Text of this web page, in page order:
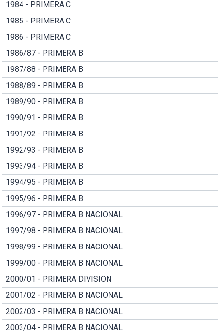
1984 - PRIMERA C
1985 - PRIMERA C
1986 - PRIMERA C
1986/87 - PRIMERA B
1987/88 - PRIMERA B
1988/89 - PRIMERA B
1989/90 - PRIMERA B
1990/91 - PRIMERA B
1991/92 - PRIMERA B
1992/93 - PRIMERA B
1993/94 - PRIMERA B
1994/95 - PRIMERA B
1995/96 - PRIMERA B
1996/97 - PRIMERA B NACIONAL
1997/98 - PRIMERA B NACIONAL
1998/99 - PRIMERA B NACIONAL
1999/00 - PRIMERA B NACIONAL
2000/01 - PRIMERA DIVISION
2001/02 - PRIMERA B NACIONAL
2002/03 - PRIMERA B NACIONAL
2003/04 - PRIMERA B NACIONAL